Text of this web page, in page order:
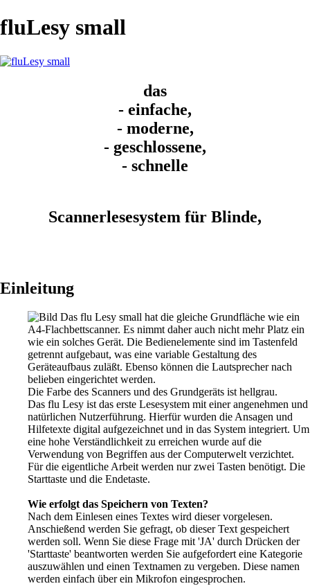
fluLesy small
das
- einfache,
- moderne,
- geschlossene,
- schnelle
Scannerlesesystem für Blinde,
Einleitung
Das flu Lesy small hat die gleiche Grundfläche wie ein
A4-Flachbettscanner. Es nimmt daher auch nicht mehr Platz ein
wie ein solches Gerät. Die Bedienelemente sind im Tastenfeld
getrennt aufgebaut, was eine variable Gestaltung des
Geräteaufbaus zuläßt. Ebenso können die Lautsprecher nach
belieben eingerichtet werden.
Die Farbe des Scanners und des Grundgeräts ist hellgrau.
Das flu Lesy ist das erste Lesesystem mit einer angenehmen und
natürlichen Nutzerführung. Hierfür wurden die Ansagen und
Hilfetexte digital aufgezeichnet und in das System integriert. Um
eine hohe Verständlichkeit zu erreichen wurde auf die
Verwendung von Begriffen aus der Computerwelt verzichtet.
Für die eigentliche Arbeit werden nur zwei Tasten benötigt. Die
Starttaste und die Endetaste.
Wie erfolgt das Speichern von Texten?
Nach dem Einlesen eines Textes wird dieser vorgelesen.
Anschießend werden Sie gefragt, ob dieser Text gespeichert
werden soll. Wenn Sie diese Frage mit 'JA' durch Drücken der
'Starttaste' beantworten werden Sie aufgefordert eine Kategorie
auszuwählen und einen Textnamen zu vergeben. Diese namen
werden einfach über ein Mikrofon eingesprochen.